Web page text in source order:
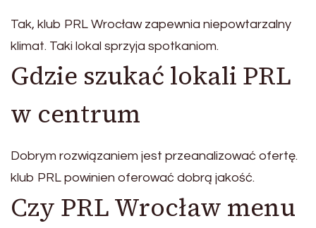
Tak, klub PRL Wrocław zapewnia niepowtarzalny
klimat. Taki lokal sprzyja spotkaniom.
Gdzie szukać lokali PRL
w centrum
Dobrym rozwiązaniem jest przeanalizować ofertę.
klub PRL powinien oferować dobrą jakość.
Czy PRL Wrocław menu